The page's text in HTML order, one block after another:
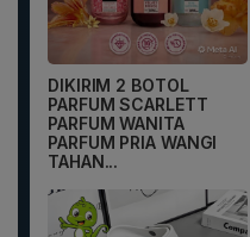
DIKIRIM 2 BOTOL
PARFUM SCARLETT
PARFUM WANITA
PARFUM PRIA WANGI
TAHAN...